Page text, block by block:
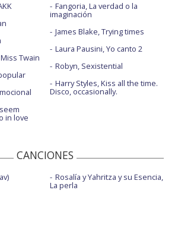
Twain
in love
Fangoria, La verdad o la
imaginación
James Blake, Trying times
Laura Pausini, Yo canto 2
Robyn, Sexistential
Harry Styles, Kiss all the time.
Disco, occasionally.
CANCIONES
Rosalía y Yahritza y su Esencia,
La perla